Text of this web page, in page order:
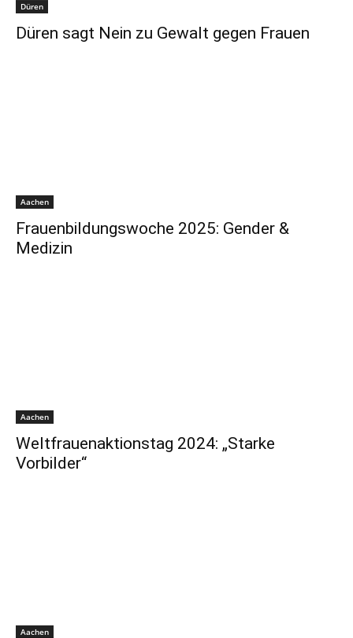
Düren
Düren sagt Nein zu Gewalt gegen Frauen
Aachen
Frauenbildungswoche 2025: Gender &
Medizin
Aachen
Weltfrauenaktionstag 2024: „Starke
Vorbilder“
Aachen